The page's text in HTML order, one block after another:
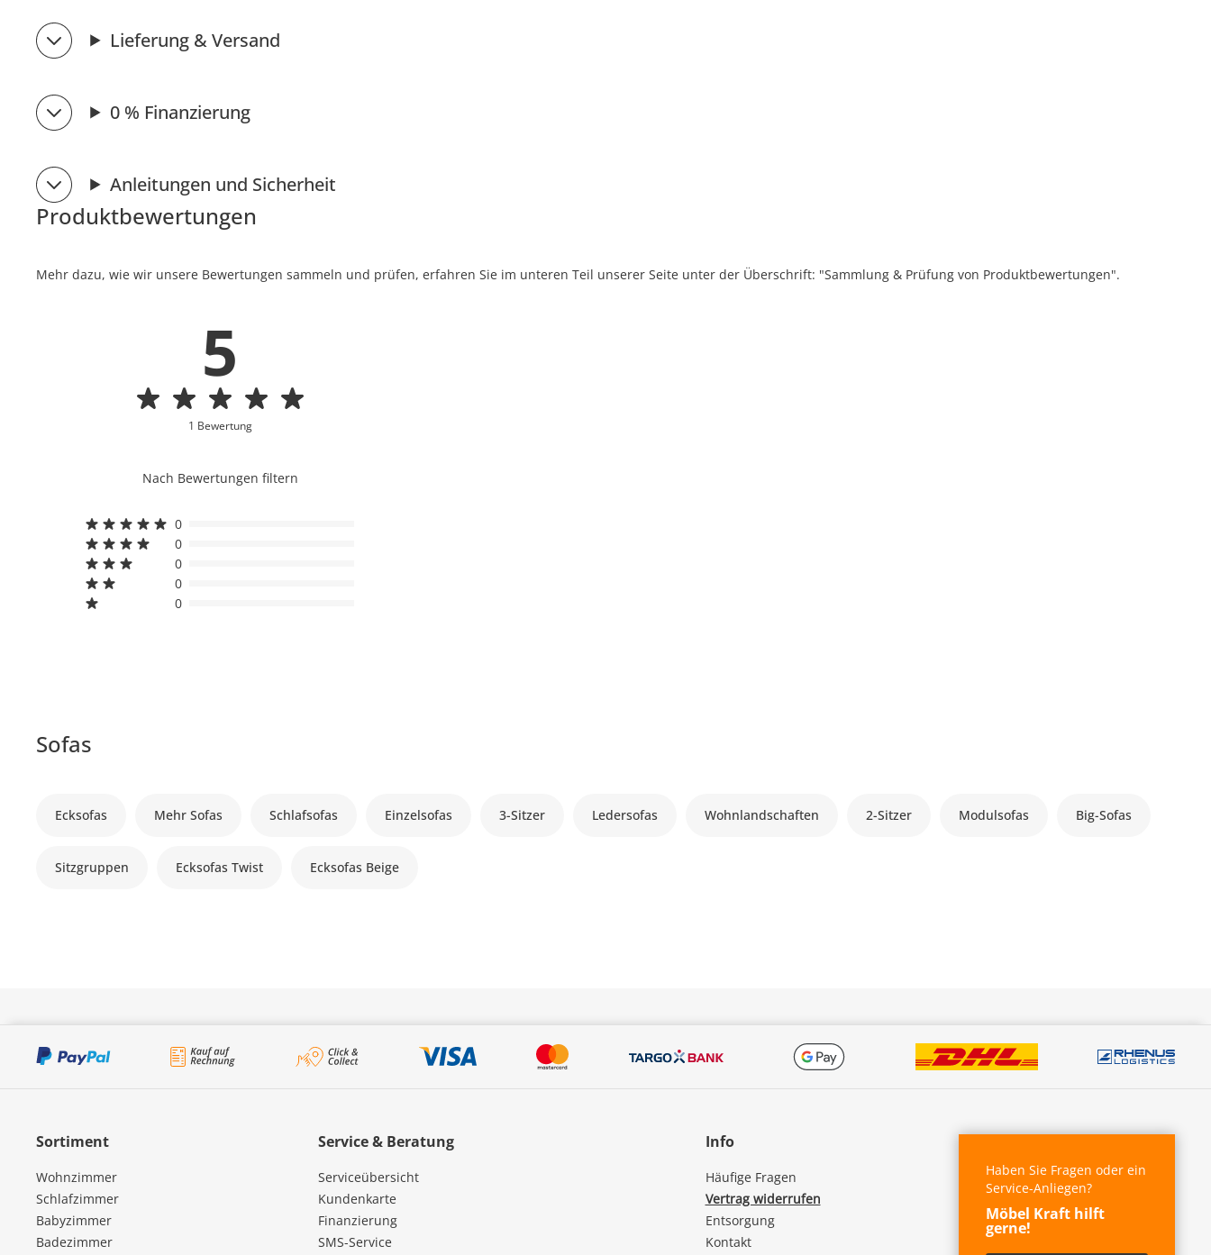
Lieferung & Versand
0 % Finanzierung
Anleitungen und Sicherheit
Produktbewertungen
Mehr dazu, wie wir unsere Bewertungen sammeln und prüfen, erfahren Sie im unteren Teil unserer Seite unter der Überschrift: "Sammlung & Prüfung von Produktbewertungen".
5
1 Bewertung
Nach Bewertungen filtern
0
0
0
0
0
Sofas
Ecksofas Mehr Sofas Schlafsofas Einzelsofas 3-Sitzer Ledersofas Wohnlandschaften 2-Sitzer Modulsofas Big-Sofas
Sitzgruppen Ecksofas Twist Ecksofas Beige
Sortiment
Wohnzimmer
Schlafzimmer
Babyzimmer
Badezimmer
Service & Beratung
Serviceübersicht
Kundenkarte
Finanzierung
SMS-Service
Info
Häufige Fragen
Vertrag widerrufen
Entsorgung
Kontakt
Haben Sie Fragen oder ein
Service-Anliegen?
Möbel Kraft hilft
gerne!